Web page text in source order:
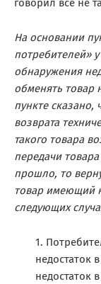
говорил все не
На основании
потребителей»
обнаружения
обменять товар
пункте сказано,
возврата
такого товара
передачи
прошло, то
товар имеющий
следующих
недостаток
недостаток